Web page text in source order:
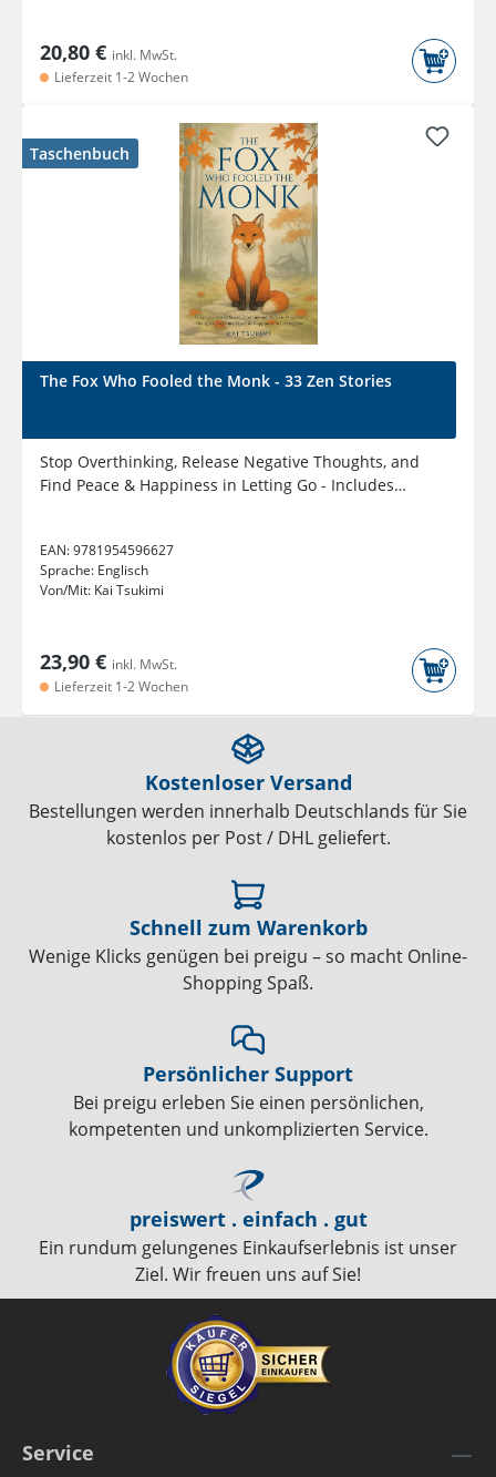
20,80 € inkl. MwSt.
Lieferzeit 1-2 Wochen
Taschenbuch
The Fox Who Fooled the Monk - 33 Zen Stories
Stop Overthinking, Release Negative Thoughts, and
Find Peace & Happiness in Letting Go - Includes
EAN:9781954596627
Sprache: Englisch
Von/Mit: Kai Tsukimi
23,90 € inkl. MwSt.
Lieferzeit 1-2 Wochen
Kostenloser Versand
Bestellungen werden innerhalb Deutschlands für Sie
kostenlos per Post / DHL geliefert.
Schnell zum Warenkorb
Wenige Klicks genügen bei preigu – so macht Online-
Shopping Spaß.
Persönlicher Support
Bei preigu erleben Sie einen persönlichen,
kompetenten und unkomplizierten Service.
preiswert . einfach . gut
Ein rundum gelungenes Einkaufserlebnis ist unser
Ziel. Wir freuen uns auf Sie!
Service